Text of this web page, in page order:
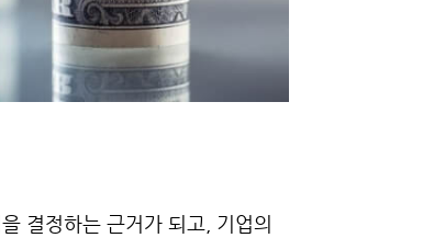
결정하는 근거가 되고, 기업의